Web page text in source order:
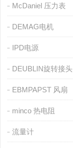
McDaniel 压力表
DEMAG电机
IPD电源
DEUBLIN旋转接头
EBMPAPST 风扇
minco 热电阻
流量计